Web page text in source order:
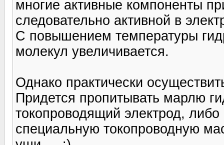
многие активные компоненты
следовательно активной в
С повышением температуры
молекул увеличивается.
Однако практически
Придется пропитывать марлю
токопроводящий электрод,
специальную токопроводную